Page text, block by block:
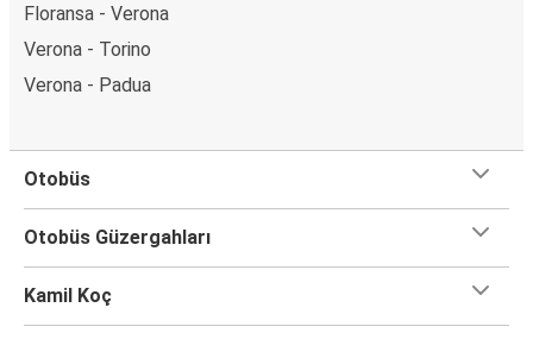
Floransa - Verona
Verona - Torino
Verona - Padua
Otobüs
Otobüs Güzergahları
Kamil Koç